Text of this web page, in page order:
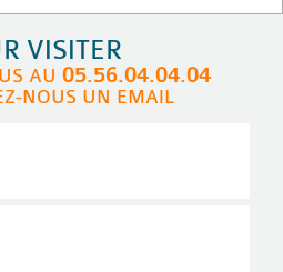
VISITER
AU 05.56.04.04.04
NOUS UN EMAIL